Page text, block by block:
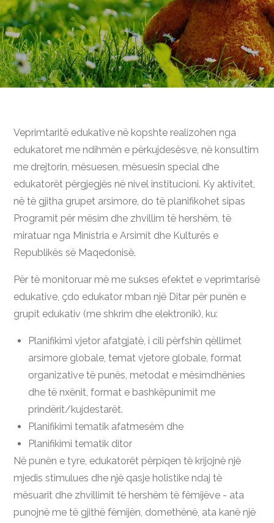
Veprimtaritë edukative në kopshte realizohen nga
edukatoret me ndihmën e përkujdesësve, në konsultim
me drejtorin, mësuesen, mësuesin special dhe
edukatorët përgjegjës në nivel institucioni. Ky aktivitet,
në të gjitha grupet arsimore, do të planifikohet sipas
Programit për mësim dhe zhvillim të hershëm, të
miratuar nga Ministria e Arsimit dhe Kulturës e
Republikës së Maqedonisë.
Për të monitoruar më me sukses efektet e veprimtarisë
edukative, çdo edukator mban një Ditar për punën e
grupit edukativ (me shkrim dhe elektronik), ku:
Planifikimi vjetor afatgjatë, i cili përfshin qëllimet
arsimore globale, temat vjetore globale, format
organizative të punës, metodat e mësimdhënies
dhe të nxënit, format e bashkëpunimit me
prindërit/kujdestarët.
Planifikimi tematik afatmesëm dhe
Planifikimi tematik ditor
Në punën e tyre, edukatorët përpiqen të krijojnë një
mjedis stimulues dhe një qasje holistike ndaj të
mësuarit dhe zhvillimit të hershëm të fëmijëve - ata
punojnë me të gjithë fëmijën, domethënë, ata kanë një